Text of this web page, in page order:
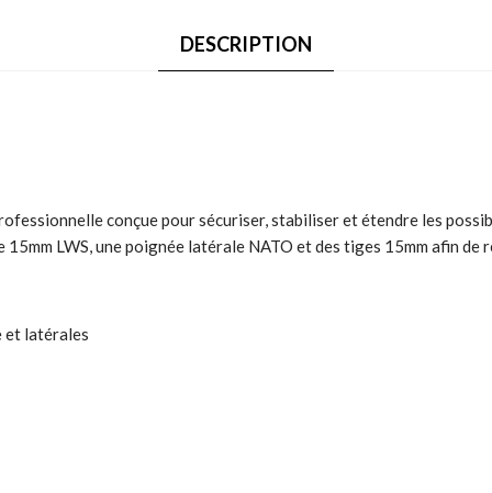
DESCRIPTION
conçue pour sécuriser, stabiliser et étendre les
LWS, une poignée latérale NATO et des tiges 15mm afin
et latérales